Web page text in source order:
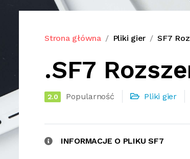
Strona główna Pliki gier SF7
.SF7
2.0 Popularność Pliki gier
INFORMACJE O PLIKU SF7